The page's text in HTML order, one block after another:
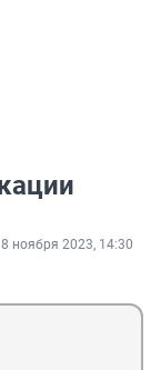
8 ноября 2023, 14:30